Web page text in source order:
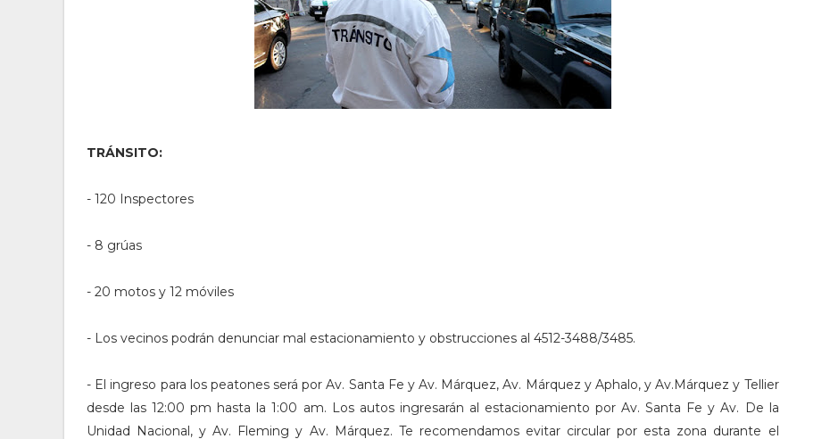
TRÁNSITO:
- 120 Inspectores
- 8 grúas
- 20 motos y 12 móviles
- Los vecinos podrán denunciar mal estacionamiento y obstrucciones al 4512-3488/3485.
- El ingreso para los peatones será por Av. Santa Fe y Av. Márquez, Av. Márquez y Aphalo, y Av.Márquez y Tellier
desde las 12:00 pm hasta la 1:00 am. Los autos ingresarán al estacionamiento por Av. Santa Fe y Av. De la
Unidad Nacional, y Av. Fleming y Av. Márquez. Te recomendamos evitar circular por esta zona durante el